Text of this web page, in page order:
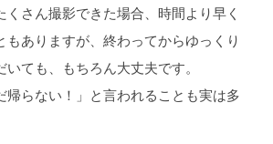
くさん撮影できた場合、時間より早く
もありますが、終わってからゆっくり
ても、もちろん大丈夫です。
帰らない！」と言われることも実は多